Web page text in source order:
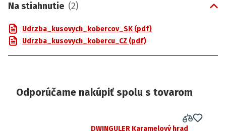
Na stiahnutie (2)
Udrzba_kusovych_kobercov_SK (pdf)
Udrzba_kusovych_kobercu_CZ (pdf)
Odporúčame nakúpiť spolu s tovarom
DWINGULER Karamelový hrad